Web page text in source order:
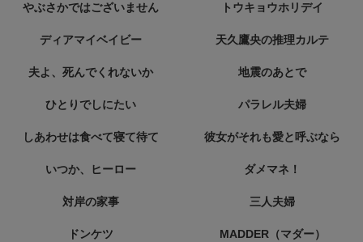
やぶさかではございません トウキョウホリデイ
ディアマイベイビー 天久鷹央の推理カルテ
夫よ、死んでくれないか 地震のあとで
ひとりでしにたい パラレル夫婦
しあわせは食べて寝て待て 彼女がそれも愛と呼ぶなら
いつか、ヒーロー ダメマネ！
対岸の家事 三人夫婦
ドンケツ MADDER（マダー）